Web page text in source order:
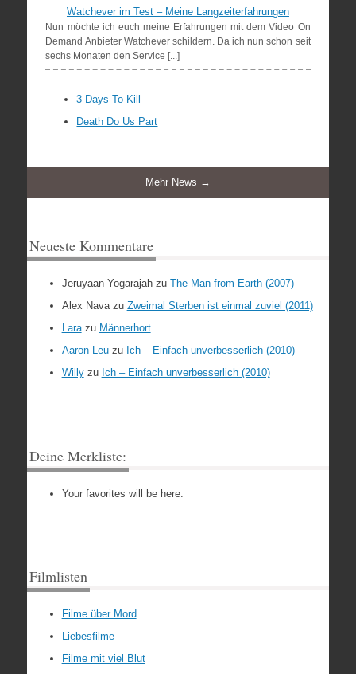
Watchever im Test – Meine Langzeiterfahrungen
Nun möchte ich euch meine Erfahrungen mit dem Video On
Demand Anbieter Watchever schildern. Da ich nun schon seit
sechs Monaten den Service [...]
3 Days To Kill
Death Do Us Part
Mehr News →
Neueste Kommentare
Jeruyaan Yogarajahzu The Man from Earth (2007)
Alex Navazu Zweimal Sterben ist einmal zuviel (2011)
Larazu Männerhort
Aaron Leuzu Ich – Einfach unverbesserlich (2010)
Willyzu Ich – Einfach unverbesserlich (2010)
Deine Merkliste:
Your favorites will be here.
Filmlisten
Filme über Mord
Liebesfilme
Filme mit viel Blut